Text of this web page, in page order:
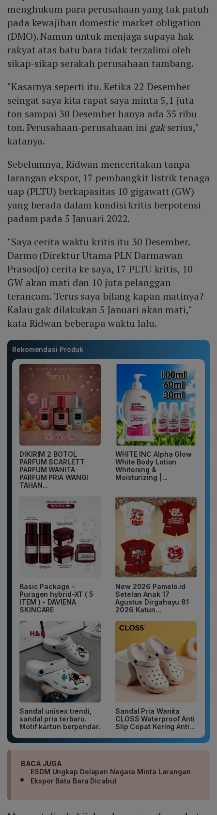
menghukum para perusahaan yang tak patuh
pada kewajiban domestic market obligation
(DMO). Namun untuk menjaga supaya hak
rakyat atas batu bara tidak terzalimi oleh
sikap-sikap serakah perusahaan tambang.
"Kasarnya seperti itu. Ketika 22 Desember
seingat saya kita rapat saya minta 5,1 juta
ton sampai 30 Desember hanya ada 35 ribu
ton. Perusahaan-perusahaan ini gakserius,"
katanya.
Sebelumnya, Ridwan menceritakan tanpa
larangan ekspor, 17 pembangkit listrik tenaga
uap (PLTU) berkapasitas 10 gigawatt (GW)
yang berada dalam kondisi kritis berpotensi
padam pada 5 Januari 2022.
"Saya cerita waktu kritis itu 30 Desember.
Darmo (Direktur Utama PLN Darmawan
Prasodjo) cerita ke saya, 17 PLTU kritis, 10
GW akan mati dan 10 juta pelanggan
terancam. Terus saya bilang kapan matinya?
Kalau gak dilakukan 5 Januari akan mati,"
kata Ridwan beberapa waktu lalu.
Rekomendasi Produk
DIKIRIM 2 BOTOL
PARFUM SCARLETT
PARFUM WANITA
PARFUM PRIA WANGI
TAHAN...
WHITE INC Alpha Glow
White Body Lotion
Whitening &
Moisturizing |...
Basic Package -
Puragen hybrid-XT ( 5
ITEM ) - DAVIENA
SKINCARE
New 2026 Pamelo.id
Setelan Anak 17
Agustus Dirgahayu 81
2026 Katun...
Sandal unisex trendi,
sandal pria terbaru.
Motif kartun berpendar.
Sandal Pria Wanita
CLOSS Waterproof Anti
Slip Cepat Kering Anti...
BACA JUGA
ESDM Ungkap Delapan Negara Minta Larangan
Ekspor Batu Bara Dicabut